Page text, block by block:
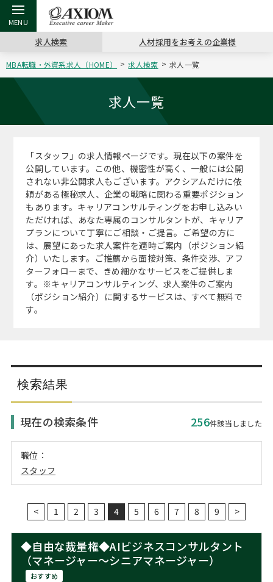
戻る
アクシアムの特長
コンサ
代表メ
サービス案内 キャリ
“展”職
“展”職
コンサルタントの紹介
戻る
キャリア支援 TOP
キャリアデザイン講座
MBAの
転職活
MBAキ
おわり
ステージ別アドバイス
MBAの転職事例
MBAからのFAQ
MBA留学生数の推移
日本か
主な10
インターン受入企業一覧
戻る
転職ツール TOP
英文レジュメの書き方 パワー
キーワ
英文レ
職務経歴書の書き方
日本語履歴書テンプレート
よくある面接Q&A集
外資系／面接攻略のコツ
戻る
転職コラム TOP
“展”職相談室
転職市場の明日をよめ
コンサルティングの現場から
転職成功への4つの鍵
キャリアに効く一冊
注目企業インタビュー
戻る
イベント・セミナー TOP
ジョブフェア
キャリアデザインセミナー
海外セミナー
キャリアフォーラム
プロ経営者の特別セミナー
Career Talk Live
MBA NETWORKING
戻る
会社概要 TOP
沿革
主なクライアント
アクセス
採用情報
パブリシティ
ニュースリリース
求人検索 人材採用をお考えの企業様
MBA転職・外資系求人（HOME） 求人検索 求人一覧
求人一覧
「スタッフ」の求人情報ページです。現在以下の案件を
公開しています。この他、機密性が高く、一般には公開
されない非公開求人もございます。アクシアムだけに依
頼がある極秘求人、企業の戦略に関わる重要ポジション
もあります。キャリアコンサルティングをお申し込みい
ただければ、あなた専属のコンサルタントが、キャリア
プランについて丁寧にご相談・ご提言。ご希望の方に
は、展望にあった求人案件を適時ご案内（ポジション紹
介）いたします。ご推薦から面接対策、条件交渉、アフ
ターフォローまで、きめ細かなサービスをご提供しま
す。※キャリアコンサルティング、求人案件のご案内
（ポジション紹介）に関するサービスは、すべて無料で
す。
検索結果
現在の検索条件 256件該当しました
職位：
スタッフ
< 1 2 3 4 5 6 7 8 9 >
◆自由な裁量権◆AIビジネスコンサルタント
（マネージャー～シニアマネージャー）
おすすめ